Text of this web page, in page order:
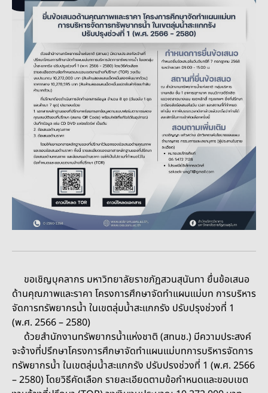
ขอเชิญบุคลากร มหาวิทยาลัยราชภัฏสวนสุนันทา ยื่นข้อเสนอ
ด้านคุณภาพและราคา โครงการศึกษาจัดทำแผนแม่บท การบริหาร
จัดการทรัพยากรน้ำ ในเขตลุ่มน้ำสะแกกรัง ปรับปรุงช่วงที่ 1
(พ.ศ. 2566 – 2580)
ด้วยสำนักงานทรัพยากรน้ำแห่งชาติ (สทนช.) มีความประสงค์
จะจ้างที่ปรึกษาโครงการศึกษาจัดทำแผนแม่บทการบริหารจัดการ
ทรัพยากรน้ำ ในเขตลุ่มน้ำสะแกกรัง ปรับปรงช่วงที่ 1 (พ.ศ. 2566
– 2580) โดยวิธีคัดเลือก รายละเอียดตามข้อกำหนดและขอบเขต